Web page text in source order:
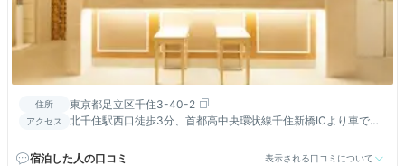
住所 東京都足立区千住3-40-2
アクセス
北千住駅西口徒歩3分、首都高中央環状線千住新橋ICより車で約
宿泊した人の口コミ
表示される口コミについて